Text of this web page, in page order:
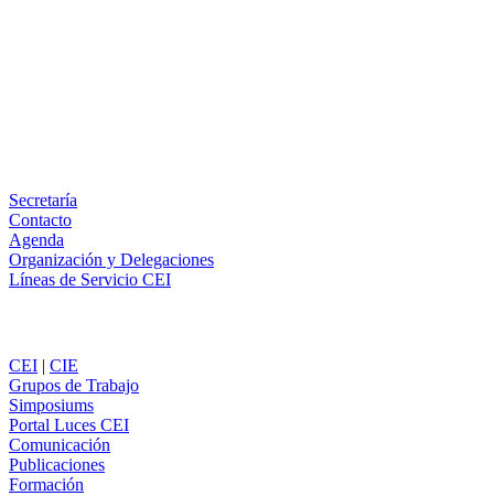
Secretaría
Contacto
Agenda
Organización y Delegaciones
Líneas de Servicio CEI
CEI | CIE
Grupos de Trabajo
Simposiums
Portal Luces CEI
Comunicación
Publicaciones
Formación